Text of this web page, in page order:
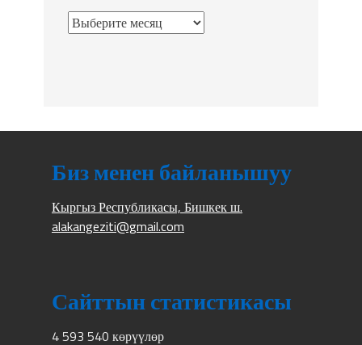
Биз менен байланышуу
Кыргыз Республикасы, Бишкек ш.
alakangeziti@gmail.com
Сайттын статистикасы
4 593 540 көрүүлөр